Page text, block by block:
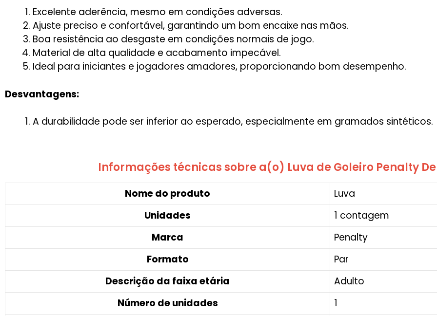
Excelente aderência, mesmo em condições adversas.
Ajuste preciso e confortável, garantindo um bom encaixe nas mãos.
Boa resistência ao desgaste em condições normais de jogo.
Material de alta qualidade e acabamento impecável.
Ideal para iniciantes e jogadores amadores, proporcionando bom desempenho.
Desvantagens:
A durabilidade pode ser inferior ao esperado, especialmente em gramados sintéticos.
Informações técnicas sobre a(o) Luva de Goleiro Penalty
Nome do produto
‎Luva
Unidades
‎1 contagem
Marca
‎Penalty
Formato
‎Par
Descrição da faixa etária
‎Adulto
Número de unidades
‎1